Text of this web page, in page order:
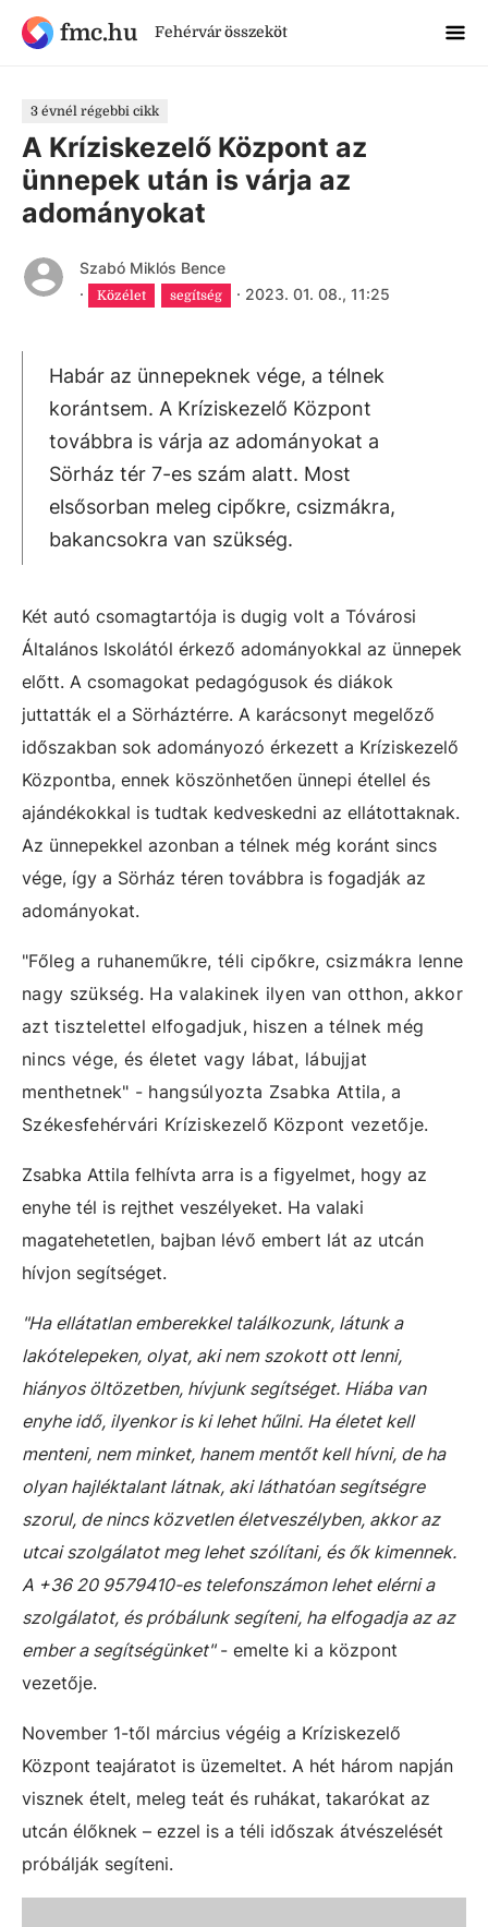
fmc.hu Fehérvár összeköt
3 évnél régebbi cikk
A Kríziskezelő Központ az
ünnepek után is várja az
adományokat
Szabó Miklós Bence
·
Közélet segítség · 2023. 01. 08., 11:25
Habár az ünnepeknek vége, a télnek
korántsem. A Kríziskezelő Központ
továbbra is várja az adományokat a
Sörház tér 7-es szám alatt. Most
elsősorban meleg cipőkre, csizmákra,
bakancsokra van szükség.
Két autó csomagtartója is dugig volt a Tóvárosi
Általános Iskolától érkező adományokkal az ünnepek
előtt. A csomagokat pedagógusok és diákok
juttatták el a Sörháztérre. A karácsonyt megelőző
időszakban sok adományozó érkezett a Kríziskezelő
Központba, ennek köszönhetően ünnepi étellel és
ajándékokkal is tudtak kedveskedni az ellátottaknak.
Az ünnepekkel azonban a télnek még koránt sincs
vége, így a Sörház téren továbbra is fogadják az
adományokat.
"Főleg a ruhaneműkre, téli cipőkre, csizmákra lenne
nagy szükség. Ha valakinek ilyen van otthon, akkor
azt tisztelettel elfogadjuk, hiszen a télnek még
nincs vége, és életet vagy lábat, lábujjat
menthetnek" - hangsúlyozta Zsabka Attila, a
Székesfehérvári Kríziskezelő Központ vezetője.
Zsabka Attila felhívta arra is a figyelmet, hogy az
enyhe tél is rejthet veszélyeket. Ha valaki
magatehetetlen, bajban lévő embert lát az utcán
hívjon segítséget.
"Ha ellátatlan emberekkel találkozunk, látunk a
lakótelepeken, olyat, aki nem szokott ott lenni,
hiányos öltözetben, hívjunk segítséget. Hiába van
enyhe idő, ilyenkor is ki lehet hűlni. Ha életet kell
menteni, nem minket, hanem mentőt kell hívni, de ha
olyan hajléktalant látnak, aki láthatóan segítségre
szorul, de nincs közvetlen életveszélyben, akkor az
utcai szolgálatot meg lehet szólítani, és ők kimennek.
A +36 20 9579410-es telefonszámon lehet elérni a
szolgálatot, és próbálunk segíteni, ha elfogadja az az
ember a segítségünket"- emelte ki a központ
vezetője.
November 1-től március végéig a Kríziskezelő
Központ teajáratot is üzemeltet. A hét három napján
visznek ételt, meleg teát és ruhákat, takarókat az
utcán élőknek – ezzel is a téli időszak átvészelését
próbálják segíteni.